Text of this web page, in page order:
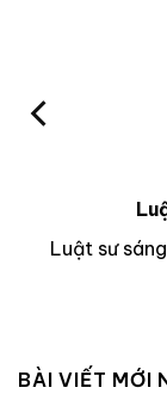
Luật sư
BÀI VIẾT MỚI